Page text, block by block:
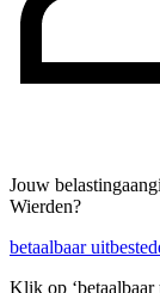
Jouw
Wierden?
betaalbaar
Klik op ‘betaalbaar